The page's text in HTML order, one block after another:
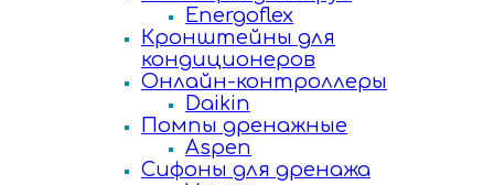
Energoflex
Кронштейны для
кондиционеров
Онлайн-контроллеры
Daikin
Помпы дренажные
Aspen
Сифоны для дренажа